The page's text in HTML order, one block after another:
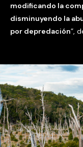
modificando la
disminuyendo la
por depredación”,